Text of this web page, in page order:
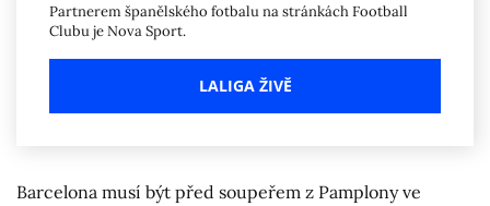
Partnerem španělského fotbalu na stránkách Football
Clubu je Nova Sport.
LALIGA ŽIVĚ
Barcelona musí být před soupeřem z Pamplony ve